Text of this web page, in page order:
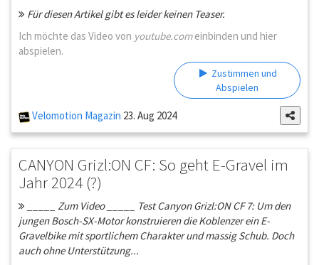
Für diesen Artikel gibt es leider keinen Teaser.
Ich möchte das Video von youtube.comeinbinden und hier
abspielen.
Zustimmen und
Abspielen
Velomotion Magazin 23. Aug 2024
CANYON Grizl:ON CF: So geht E-Gravel im
Jahr 2024 (?)
_____ Zum Video _____ Test Canyon Grizl:ON CF 7: Um den
jungen Bosch-SX-Motor konstruieren die Koblenzer ein E-
Gravelbike mit sportlichem Charakter und massig Schub. Doch
auch ohne Unterstützung...